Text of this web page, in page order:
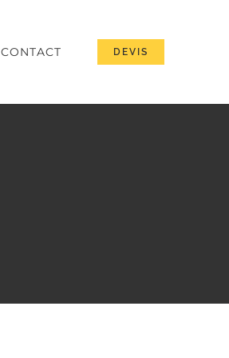
CONTACT DEVIS